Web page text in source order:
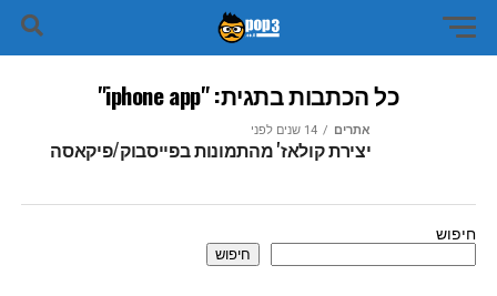
כל הכתבות בתגית: "iphone app"
אתרים 14 שנים לפני
יצירת קולאז' מהתמונות בפייסבוק/פיקאסה
חיפוש
חיפוש